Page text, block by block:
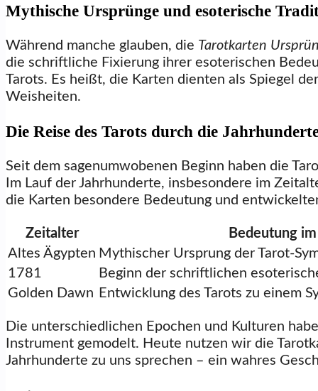
Mythische Ursprünge und esoterische
Während manche glauben, die Tarotkarten
die schriftliche Fixierung ihrer esoterischen
Tarots. Es heißt, die Karten dienten als Spiegel
Weisheiten.
Die Reise des Tarots durch die
Seit dem sagenumwobenen Beginn haben die
Im Lauf der Jahrhunderte, insbesondere im
die Karten besondere Bedeutung und
Zeitalter
Bedeutung
Altes Ägypten Mythischer Ursprung der Tarot-
1781
Beginn der schriftlichen
Golden Dawn Entwicklung des Tarots zu einem
Die unterschiedlichen Epochen und Kulturen
Instrument gemodelt. Heute nutzen wir die
Jahrhunderte zu uns sprechen – ein wahres